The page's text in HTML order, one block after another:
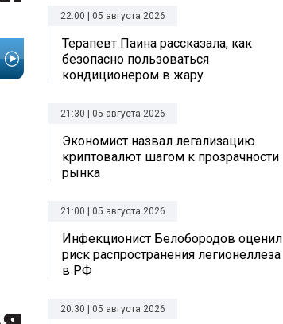
22:00 | 05 августа 2026
Терапевт Паина рассказала, как
безопасно пользоваться
кондиционером в жару
21:30 | 05 августа 2026
Экономист назвал легализацию
криптовалют шагом к прозрачности
рынка
21:00 | 05 августа 2026
Инфекционист Белобородов оценил
риск распространения легионеллеза
в РФ
20:30 | 05 августа 2026